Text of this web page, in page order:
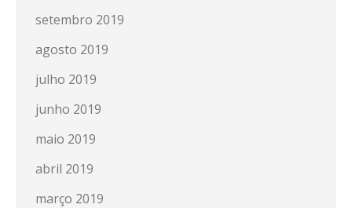
setembro 2019
agosto 2019
julho 2019
junho 2019
maio 2019
abril 2019
março 2019